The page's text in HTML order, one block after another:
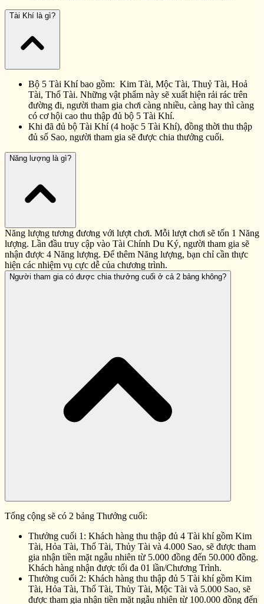
Tài Khí là gì?
Bộ 5 Tài Khí bao gồm: Kim Tài, Mộc Tài, Thuỷ Tài, Hoả
Tài, Thổ Tài. Những vật phẩm này sẽ xuất hiện rải rác trên
đường đi, người tham gia chơi càng nhiều, càng hay thì càng
có cơ hội cao thu thập đủ bộ 5 Tài Khí.
Khi đã đủ bộ Tài Khí (4 hoặc 5 Tài Khí), đồng thời thu thập
đủ số Sao, người tham gia sẽ được chia thưởng cuối.
Năng lượng là gì?
Năng lượng tương đương với lượt chơi. Mỗi lượt chơi sẽ tốn 1 Năng
lượng. Lần đầu truy cập vào Tài Chính Du Ký, người tham gia sẽ
nhận được 4 Năng lượng. Để thêm Năng lượng, bạn chỉ cần thực
hiện các nhiệm vụ cực dễ của chương trình.
Người tham gia có được chia thưởng cuối ở cả 2 bảng không?
Tổng cộng sẽ có 2 bảng Thưởng cuối:
Thưởng cuối 1: Khách hàng thu thập đủ 4 Tài khí gồm Kim
Tài, Hỏa Tài, Thổ Tài, Thủy Tài và 4.000 Sao, sẽ được tham
gia nhận tiền mặt ngẫu nhiên từ 5.000 đồng đến 50.000 đồng.
Khách hàng nhận được tối đa 01 lần/Chương Trình.
Thưởng cuối 2: Khách hàng thu thập đủ 5 Tài khí gồm Kim
Tài, Hỏa Tài, Thổ Tài, Thủy Tài, Mộc Tài và 5.000 Sao, sẽ
được tham gia nhận tiền mặt ngẫu nhiên từ 100.000 đồng đến